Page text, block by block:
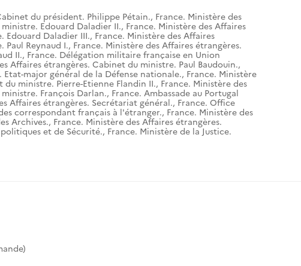
du président. Philippe Pétain., France. Ministère des
Edouard Daladier II., France. Ministère des Affaires
Edouard Daladier III., France. Ministère des Affaires
Reynaud I., France. Ministère des Affaires étrangères.
II., France. Délégation militaire française en Union
Affaires étrangères. Cabinet du ministre. Paul Baudouin.,
Etat-major général de la Défense nationale., France. Ministère
ministre. Pierre-Etienne Flandin II., France. Ministère des
François Darlan., France. Ambassade au Portugal
Affaires étrangères. Secrétariat général., France. Office
correspondant français à l'étranger., France. Ministère des
Archives., France. Ministère des Affaires étrangères.
et de Sécurité., France. Ministère de la Justice.